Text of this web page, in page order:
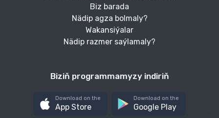
Biz barada
Nädip agza bolmaly?
Wakansiýalar
Nädip razmer saýlamaly?
Biziň programmamyzy indiriň
Download on the
App Store
Download on the
Google Play